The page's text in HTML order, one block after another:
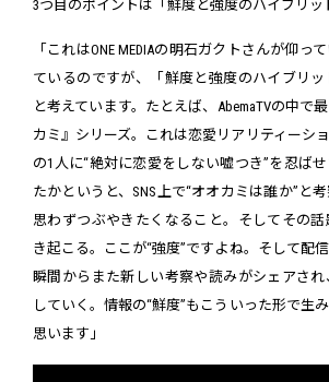
3つ目のポイントは「鮮度と強度のハイブリッ
「これはONE MEDIAの明石ガクトさんが仰っ
ているのですが、「鮮度と強度のハイブリ
と考えています。たとえば、AbemaTVの中で
カミ』シリーズ。これは恋愛リアリティーシ
の1人に“絶対に恋愛をしない嘘つき”を忍ば
たかというと、SNS上で“オオカミは誰か”と
思わずつぶやきたくなること。そしてその
き起こる。ここが“強度”ですよね。そして配
瞬間からまた新しい考察や読みがシェアさ
していく。情報の“鮮度”もこういった形で生
思います」